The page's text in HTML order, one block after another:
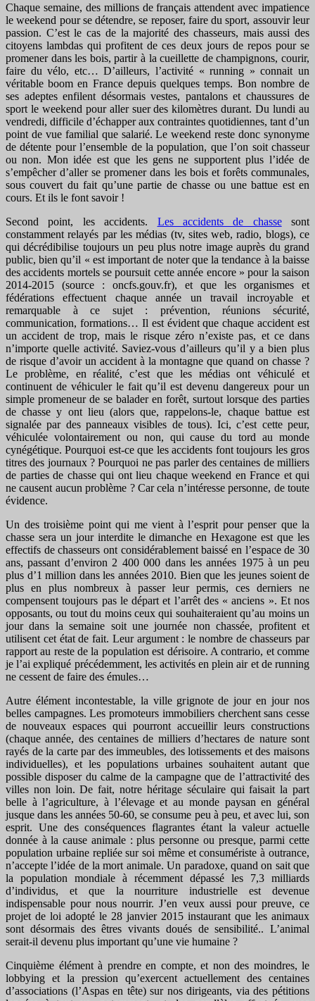
Chaque semaine, des millions de français attendent avec impatience
le weekend pour se détendre, se reposer, faire du sport, assouvir leur
passion. C’est le cas de la majorité des chasseurs, mais aussi des
citoyens lambdas qui profitent de ces deux jours de repos pour se
promener dans les bois, partir à la cueillette de champignons, courir,
faire du vélo, etc… D’ailleurs, l’activité « running » connait un
véritable boom en France depuis quelques temps. Bon nombre de
ses adeptes enfilent désormais vestes, pantalons et chaussures de
sport le weekend pour aller suer des kilomètres durant. Du lundi au
vendredi, difficile d’échapper aux contraintes quotidiennes, tant d’un
point de vue familial que salarié. Le weekend reste donc synonyme
de détente pour l’ensemble de la population, que l’on soit chasseur
ou non. Mon idée est que les gens ne supportent plus l’idée de
s’empêcher d’aller se promener dans les bois et forêts communales,
sous couvert du fait qu’une partie de chasse ou une battue est en
cours. Et ils le font savoir !
Second point, les accidents. Les accidents de chassesont
constamment relayés par les médias (tv, sites web, radio, blogs), ce
qui décrédibilise toujours un peu plus notre image auprès du grand
public, bien qu’il « est important de noter que la tendance à la baisse
des accidents mortels se poursuit cette année encore » pour la saison
2014-2015 (source : oncfs.gouv.fr), et que les organismes et
fédérations effectuent chaque année un travail incroyable et
remarquable à ce sujet : prévention, réunions sécurité,
communication, formations… Il est évident que chaque accident est
un accident de trop, mais le risque zéro n’existe pas, et ce dans
n’importe quelle activité. Saviez-vous d’ailleurs qu’il y a bien plus
de risque d’avoir un accident à la montagne que quand on chasse ?
Le problème, en réalité, c’est que les médias ont véhiculé et
continuent de véhiculer le fait qu’il est devenu dangereux pour un
simple promeneur de se balader en forêt, surtout lorsque des parties
de chasse y ont lieu (alors que, rappelons-le, chaque battue est
signalée par des panneaux visibles de tous). Ici, c’est cette peur,
véhiculée volontairement ou non, qui cause du tord au monde
cynégétique. Pourquoi est-ce que les accidents font toujours les gros
titres des journaux ? Pourquoi ne pas parler des centaines de milliers
de parties de chasse qui ont lieu chaque weekend en France et qui
ne causent aucun problème ? Car cela n’intéresse personne, de toute
évidence.
Un des troisième point qui me vient à l’esprit pour penser que la
chasse sera un jour interdite le dimanche en Hexagone est que les
effectifs de chasseurs ont considérablement baissé en l’espace de 30
ans, passant d’environ 2 400 000 dans les années 1975 à un peu
plus d’1 million dans les années 2010. Bien que les jeunes soient de
plus en plus nombreux à passer leur permis, ces derniers ne
compensent toujours pas le départ et l’arrêt des « anciens ». Et nos
opposants, ou tout du moins ceux qui souhaiteraient qu’au moins un
jour dans la semaine soit une journée non chassée, profitent et
utilisent cet état de fait. Leur argument : le nombre de chasseurs par
rapport au reste de la population est dérisoire. A contrario, et comme
je l’ai expliqué précédemment, les activités en plein air et de running
ne cessent de faire des émules…
Autre élément incontestable, la ville grignote de jour en jour nos
belles campagnes. Les promoteurs immobiliers cherchent sans cesse
de nouveaux espaces qui pourront accueillir leurs constructions
(chaque année, des centaines de milliers d’hectares de nature sont
rayés de la carte par des immeubles, des lotissements et des maisons
individuelles), et les populations urbaines souhaitent autant que
possible disposer du calme de la campagne que de l’attractivité des
villes non loin. De fait, notre héritage séculaire qui faisait la part
belle à l’agriculture, à l’élevage et au monde paysan en général
jusque dans les années 50-60, se consume peu à peu, et avec lui, son
esprit. Une des conséquences flagrantes étant la valeur actuelle
donnée à la cause animale : plus personne ou presque, parmi cette
population urbaine repliée sur soi même et consumériste à outrance,
n’accepte l’idée de la mort animale. Un paradoxe, quand on sait que
la population mondiale à récemment dépassé les 7,3 milliards
d’individus, et que la nourriture industrielle est devenue
indispensable pour nous nourrir. J’en veux aussi pour preuve, ce
projet de loi adopté le 28 janvier 2015 instaurant que les animaux
sont désormais des êtres vivants doués de sensibilité.. L’animal
serait-il devenu plus important qu’une vie humaine ?
Cinquième élément à prendre en compte, et non des moindres, le
lobbying et la pression qu’exercent actuellement des centaines
d’associations (l’Aspas en tête) sur nos dirigeants, via des pétitions